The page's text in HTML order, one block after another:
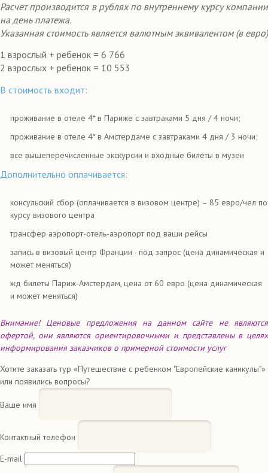
Расчет производится в рублях по внутреннему курсу компании
на день платежа.
Указанная стоимость является валютным эквивалентом (в евро)
1 взрослый + ребенок = 6 766
2 взрослых + ребенок = 10 553
В стоимость входит:
проживание в отеле 4* в Париже с завтраками 5 дня / 4 ночи;
проживание в отеле 4* в Амстердаме с завтраками 4 дня / 3 ночи;
все вышеперечисленные экскурсии и входные билеты в музеи
Дополнительно оплачивается:
консульский сбор (оплачивается в визовом центре) – 85 евро/чел по
курсу визового центра
трансфер аэропорт-отель-аэропорт под ваши рейсы
запись в визовый центр Франции - под запрос (цена динамическая и
может меняться)
жд билеты Париж-Амстердам, цена от 60 евро (цена динамическая
и может меняться)
Внимание! Ценовые предложения на данном сайте не являются
офертой, они являются ориентировочными и представлены в целях
информирования заказчиков о примерной стоимости услуг
Хотите заказать тур «Путешествие с ребенком "Европейские каникулы"»
или появились вопросы?
Ваше имя
Контактный телефон
E-mail